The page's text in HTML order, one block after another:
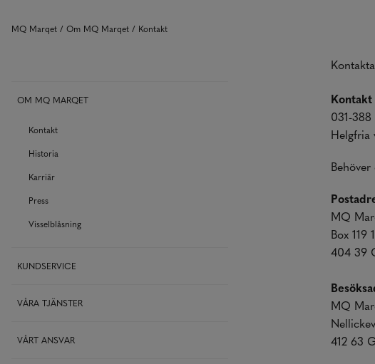
MQ Marqet Om MQ Marqet Kontakt
OM MQ MARQET
Kontakt
Historia
Karriär
Press
Visselblåsning
KUNDSERVICE
VÅRA TJÄNSTER
VÅRT ANSVAR
Kontakt
031-
Helgfria
MQ
Box 119
404 39
MQ
412 63